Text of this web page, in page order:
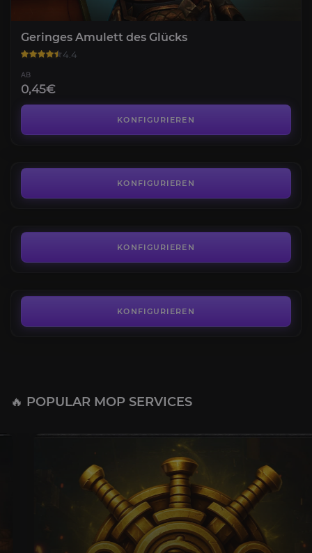
Geringes Amulett des Glücks
4.4
AB
0,45€
KONFIGURIEREN
KONFIGURIEREN
MoP Classic Tägliche Quests
KONFIGURIEREN
KONFIGURIEREN
🔥 POPULAR MOP SERVICES